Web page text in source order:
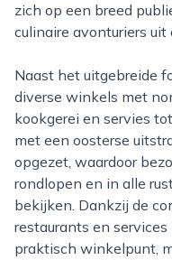
zich op een breed
culinaire avonturiers
Naast het uitgebreide foodaanbod biedt orient plaza ook
diverse winkels met
kookgerei en servies
met een oosterse
opgezet, waardoor
rondlopen en in alle
bekijken. Dankzij de
restaurants en
praktisch winkelpunt,